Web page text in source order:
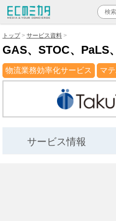
トップ サービス資料
GAS、STOC、PaLS
物流業務効率化サービス マテ
サービス情報